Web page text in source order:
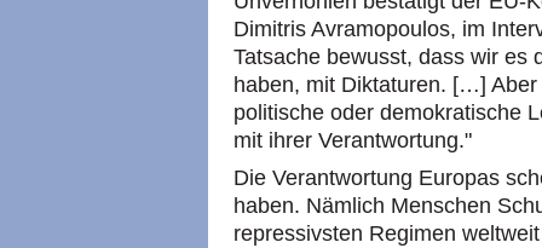
Dimitris Avramopoulos, im
Tatsache bewusst, dass wir es
haben, mit Diktaturen. […]
politische oder demokratische
mit ihrer Verantwortung."
Die Verantwortung Europas
haben. Nämlich Menschen
repressivsten Regimen